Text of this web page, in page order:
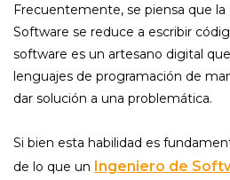
Frecuentemente, se piensa que la
Software se reduce a escribir
software es un artesano digital
lenguajes de programación de
dar solución a una problemática.
Si bien esta habilidad es
de lo que un Ingeniero de